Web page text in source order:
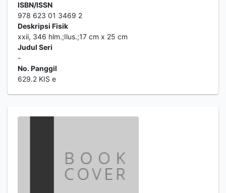
ISBN/ISSN
978 623 01 3469 2
Deskripsi Fisik
xxii, 346 hlm.;Ilus.;17 cm x 25 cm
Judul Seri
-
No. Panggil
629.2 KIS e